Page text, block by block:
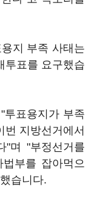
지 부족 사태는
투표를 요구했습
표용지가 부족
번 지방선거에서
"며 "부정선거를
부를 잡아먹으
습니다.